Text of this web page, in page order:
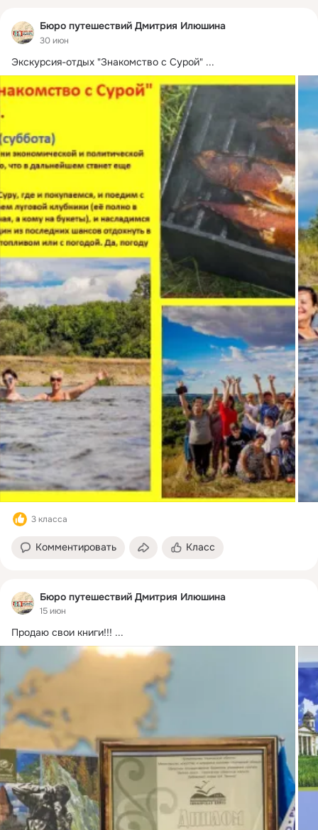
Бюро путешествий Дмитрия Илюшина
30 июн
Экскурсия-отдых "Знакомство с Сурой" ...
3 класса
Комментировать Класс
Бюро путешествий Дмитрия Илюшина
15 июн
Продаю свои книги!!! ...